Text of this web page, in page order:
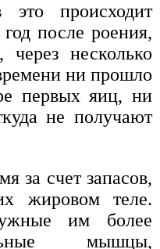
происходит
после роения,
несколько
ни прошло
первых яиц, ни
не получают
за счет запасов,
жировом теле.
им более
мышцы,